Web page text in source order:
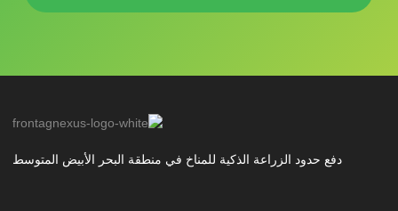
دفع حدود الزراعة الذكية للمناخ في منطقة البحر الأبيض المتوسط